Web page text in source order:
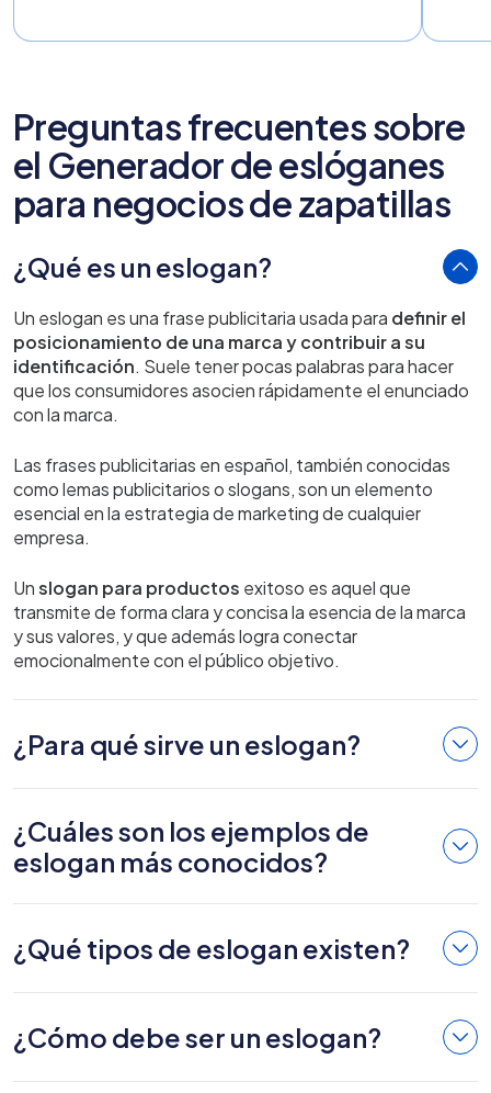
Preguntas frecuentes sobre
el Generador de eslóganes
para negocios de zapatillas
¿Qué es un eslogan?
Un eslogan es una frase publicitaria usada para definir el
posicionamiento de una marca y contribuir a su
identificación. Suele tener pocas palabras para hacer
que los consumidores asocien rápidamente el enunciado
con la marca.
Las frases publicitarias en español, también conocidas
como lemas publicitarios o slogans, son un elemento
esencial en la estrategia de marketing de cualquier
empresa.
Unslogan para productos exitoso es aquel que
transmite de forma clara y concisa la esencia de la marca
y sus valores, y que además logra conectar
emocionalmente con el público objetivo.
¿Para qué sirve un eslogan?
¿Cuáles son los ejemplos de
eslogan más conocidos?
¿Qué tipos de eslogan existen?
¿Cómo debe ser un eslogan?